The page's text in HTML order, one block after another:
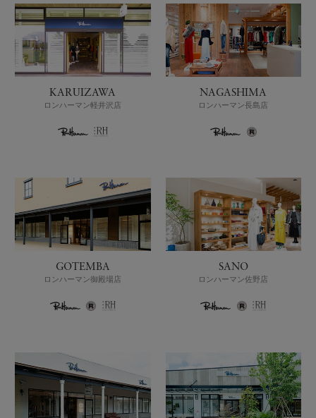
KARUIZAWA
ロンハーマン軽井沢店
NAGASHIMA
ロンハーマン長島店
GOTEMBA
ロンハーマン御殿場店
SANO
ロンハーマン佐野店